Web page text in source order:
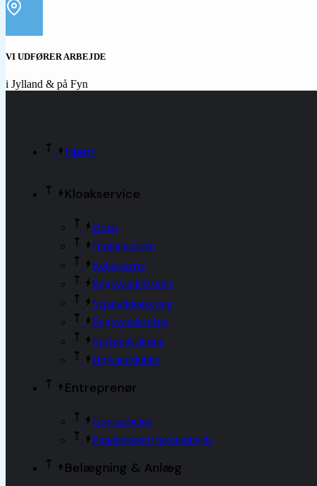
VI UDFØRER ARBEJDE
i Jylland & på Fyn
Hjem
Kloakservice
Dræn
Omfangsdræn
Rottespærre
Regnvandsfaskine
Separatkloakering
Regnvandsanlæg
Skybrudssikring
Højvandslukke
Entreprenør
Gravearbejde
Fundamenter/ betonarbejde
Belægning & Anlæg